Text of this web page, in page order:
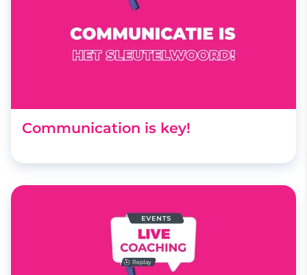
Communication is key!